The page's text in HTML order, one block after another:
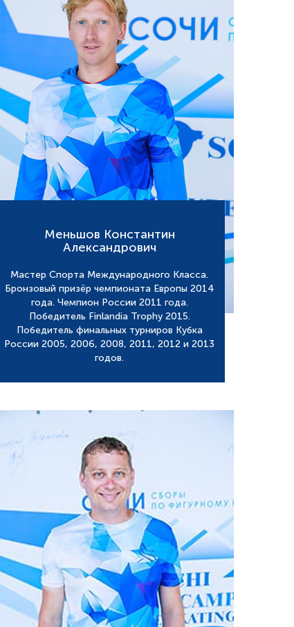
Меньшов Константин
Александрович
Мастер Спорта Международного Класса.
Бронзовый призёр чемпионата Европы 2014
года. Чемпион России 2011 года.
Победитель Finlandia Trophy 2015.
Победитель финальных турниров Кубка
России 2005, 2006, 2008, 2011, 2012 и 2013
годов.